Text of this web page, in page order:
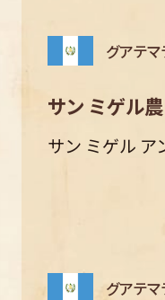
グアテマ
サン ミゲル
サン ミゲル ア
グアテマ